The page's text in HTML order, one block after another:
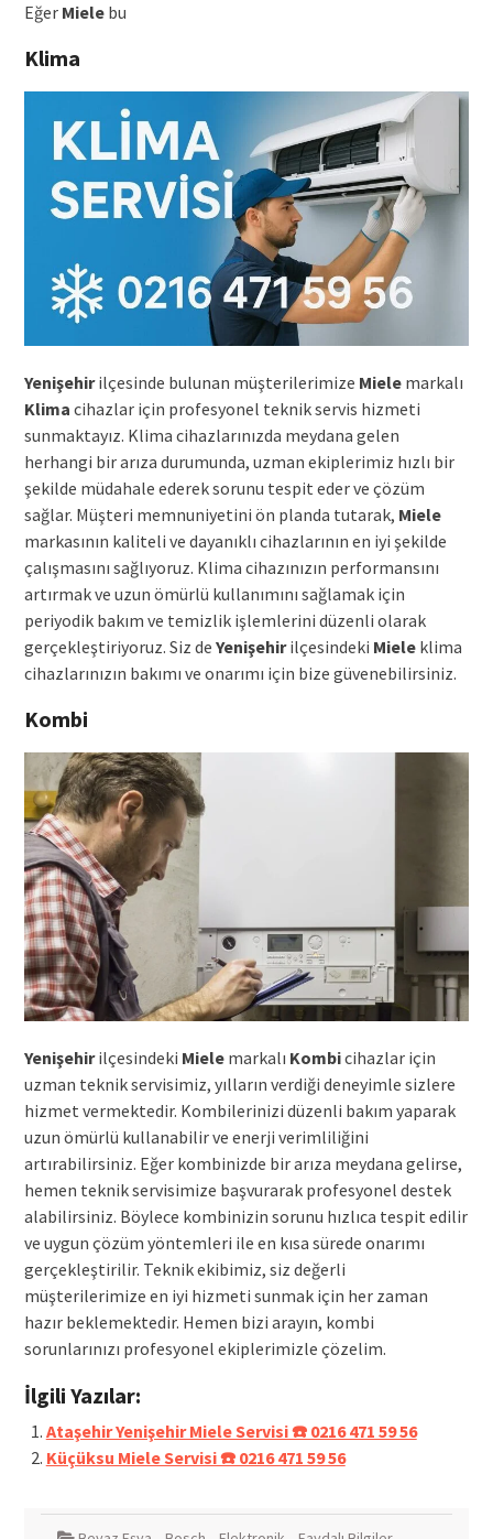
Eğer Mielebu
Klima
Yenişehirilçesinde bulunan müşterilerimize Mielemarkalı
Klima cihazlar için profesyonel teknik servis hizmeti
sunmaktayız. Klima cihazlarınızda meydana gelen
herhangi bir arıza durumunda, uzman ekiplerimiz hızlı bir
şekilde müdahale ederek sorunu tespit eder ve çözüm
sağlar. Müşteri memnuniyetini ön planda tutarak, Miele
markasının kaliteli ve dayanıklı cihazlarının en iyi şekilde
çalışmasını sağlıyoruz. Klima cihazınızın performansını
artırmak ve uzun ömürlü kullanımını sağlamak için
periyodik bakım ve temizlik işlemlerini düzenli olarak
gerçekleştiriyoruz. Siz de Yenişehirilçesindeki Mieleklima
cihazlarınızın bakımı ve onarımı için bize güvenebilirsiniz.
Kombi
Yenişehirilçesindeki Mielemarkalı Kombicihazlar için
uzman teknik servisimiz, yılların verdiği deneyimle sizlere
hizmet vermektedir. Kombilerinizi düzenli bakım yaparak
uzun ömürlü kullanabilir ve enerji verimliliğini
artırabilirsiniz. Eğer kombinizde bir arıza meydana gelirse,
hemen teknik servisimize başvurarak profesyonel destek
alabilirsiniz. Böylece kombinizin sorunu hızlıca tespit edilir
ve uygun çözüm yöntemleri ile en kısa sürede onarımı
gerçekleştirilir. Teknik ekibimiz, siz değerli
müşterilerimize en iyi hizmeti sunmak için her zaman
hazır beklemektedir. Hemen bizi arayın, kombi
sorunlarınızı profesyonel ekiplerimizle çözelim.
İlgili Yazılar:
Ataşehir Yenişehir Miele Servisi ☎️ 0216 471 59 56
Küçüksu Miele Servisi ☎️ 0216 471 59 56